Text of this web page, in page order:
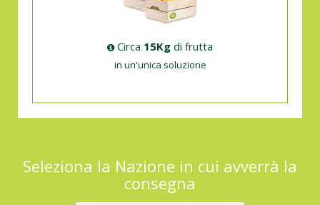
Circa 15Kg di frutta
in un'unica soluzione
Seleziona la Nazione in cui avverrà la
consegna